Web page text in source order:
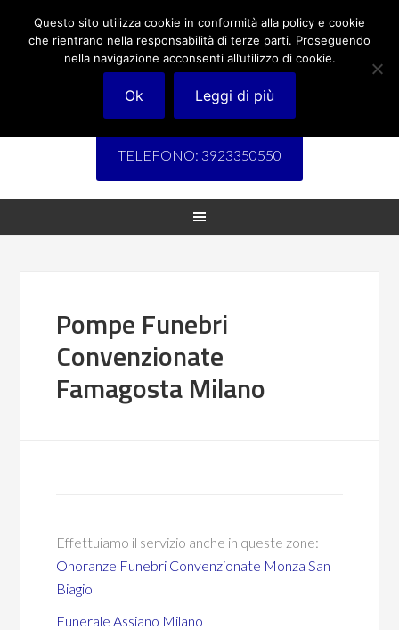
TELEFONO: 3923350550
Pompe Funebri
Convenzionate
Famagosta Milano
Effettuiamo il servizio anche in queste zone:
Onoranze Funebri Convenzionate Monza San
Biagio
Funerale Assiano Milano
Questo sito utilizza cookie in conformità alla policy e cookie
che rientrano nella responsabilità di terze parti. Proseguendo
nella navigazione acconsenti all’utilizzo di cookie.
Ok Leggi di più